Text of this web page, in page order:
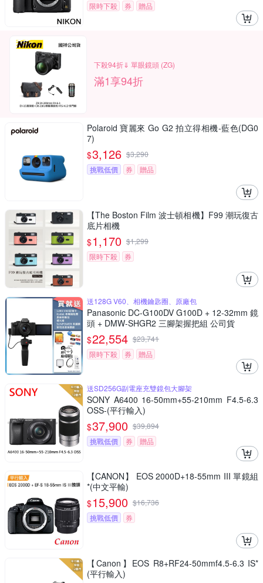
限時下殺
券 贈品
下殺94折⇓ 單眼鏡頭 (ZG)
滿1享94折
Polaroid 寶麗來 Go G2 拍立得相機-藍色(DG0
7)
$3,126 $3,290
挑戰低價
券 贈品
【The Boston Film 波士頓相機】F99 潮玩復古
底片相機
$1,170 $1,299
限時下殺
券
送128G V60、相機鑰匙圈、原廠包
Panasonic DC-G100DV G100D + 12-32mm 鏡
頭 + DMW-SHGR2 三腳架握把組 公司貨
$22,554 $23,741
限時下殺
券 贈品
送SD256G副電座充雙鏡包大腳架
SONY A6400 16-50mm+55-210mm F4.5-6.3
OSS-(平行輸入)
$37,900 $39,894
挑戰低價
券 贈品
【CANON】 EOS 2000D+18-55mm III 單鏡組
*(中文平輸)
$15,900 $16,736
挑戰低價
券
【Canon】EOS R8+RF24-50mmf4.5-6.3 IS*
(平行輸入)